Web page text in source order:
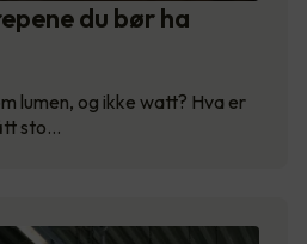
du bør ha
lumen, og ikke watt? Hva er
sto…